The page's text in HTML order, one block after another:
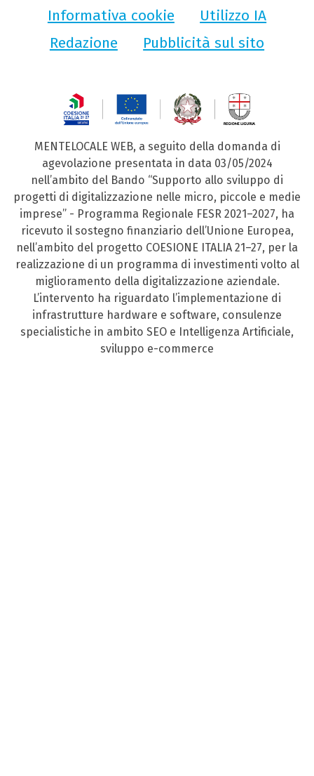
Informativa cookie
Utilizzo IA
Redazione
Pubblicità sul sito
MENTELOCALE WEB, a seguito della domanda di
agevolazione presentata in data 03/05/2024
nell’ambito del Bando “Supporto allo sviluppo di
progetti di digitalizzazione nelle micro, piccole e medie
imprese” - Programma Regionale FESR 2021–2027, ha
ricevuto il sostegno finanziario dell’Unione Europea,
nell’ambito del progetto COESIONE ITALIA 21–27, per la
realizzazione di un programma di investimenti volto al
miglioramento della digitalizzazione aziendale.
L’intervento ha riguardato l’implementazione di
infrastrutture hardware e software, consulenze
specialistiche in ambito SEO e Intelligenza Artificiale,
sviluppo e-commerce